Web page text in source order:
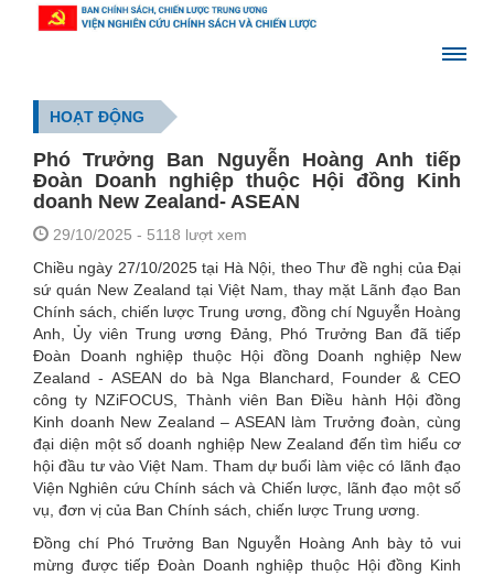
HOẠT ĐỘNG
Phó Trưởng Ban Nguyễn Hoàng Anh tiếp
Đoàn Doanh nghiệp thuộc Hội đồng Kinh
doanh New Zealand- ASEAN
29/10/2025 - 5118 lượt xem
Chiều ngày 27/10/2025 tại Hà Nội, theo Thư đề nghị của Đại
sứ quán New Zealand tại Việt Nam, thay mặt Lãnh đạo Ban
Chính sách, chiến lược Trung ương, đồng chí Nguyễn Hoàng
Anh, Ủy viên Trung ương Đảng, Phó Trưởng Ban đã tiếp
Đoàn Doanh nghiệp thuộc Hội đồng Doanh nghiệp New
Zealand - ASEAN do bà Nga Blanchard, Founder & CEO
công ty NZiFOCUS, Thành viên Ban Điều hành Hội đồng
Kinh doanh New Zealand – ASEAN làm Trưởng đoàn, cùng
đại diện một số doanh nghiệp New Zealand đến tìm hiểu cơ
hội đầu tư vào Việt Nam. Tham dự buổi làm việc có lãnh đạo
Viện Nghiên cứu Chính sách và Chiến lược, lãnh đạo một số
vụ, đơn vị của Ban Chính sách, chiến lược Trung ương.
Đồng chí Phó Trưởng Ban Nguyễn Hoàng Anh bày tỏ vui
mừng được tiếp Đoàn Doanh nghiệp thuộc Hội đồng Kinh